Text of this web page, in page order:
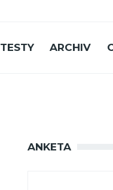
TESTY ARCHIV
ANKETA